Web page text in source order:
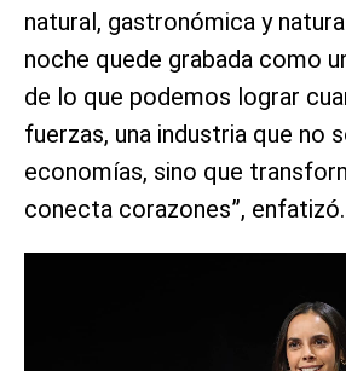
natural, gastronómica y
noche quede grabada como
de lo que podemos lograr
fuerzas, una industria que no
economías, sino que
conecta corazones”, enfatizó.